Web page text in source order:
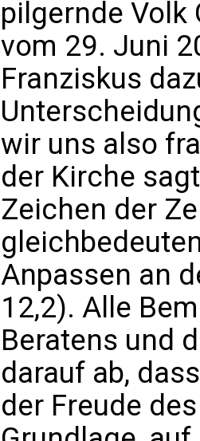
pilgernde Volk
vom 29. Juni
Franziskus
wir uns also
der Kirche
Zeichen der
Anpassen an
12,2). Alle
Beratens und
darauf ab,
der Freude